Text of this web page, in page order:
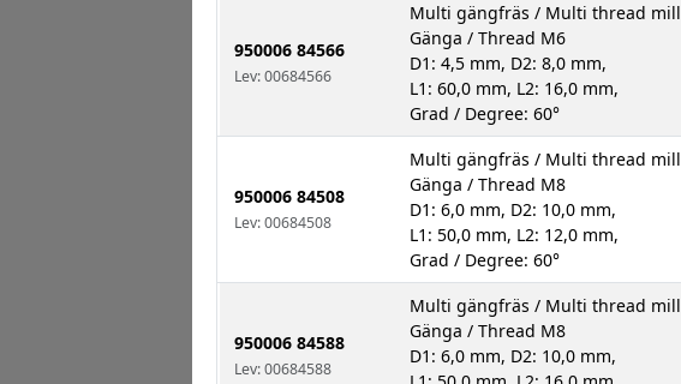
950006 84566
Lev: 00684566
Multi gängfräs / Multi thread mill
Gänga / Thread M6
D1: 4,5 mm, D2: 8,0 mm,
L1: 60,0 mm, L2: 16,0 mm,
Grad / Degree: 60°
950006 84508
Lev: 00684508
Multi gängfräs / Multi thread mill
Gänga / Thread M8
D1: 6,0 mm, D2: 10,0 mm,
L1: 50,0 mm, L2: 12,0 mm,
Grad / Degree: 60°
950006 84588
Lev: 00684588
Multi gängfräs / Multi thread mill
Gänga / Thread M8
D1: 6,0 mm, D2: 10,0 mm,